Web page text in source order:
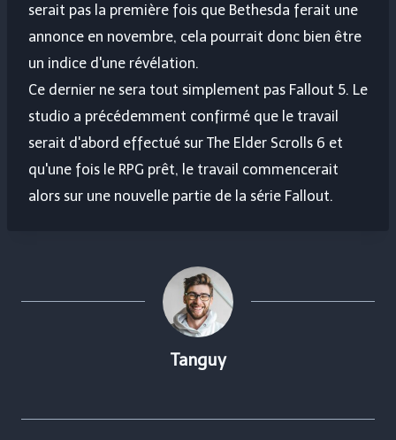
serait pas la première fois que Bethesda ferait une
annonce en novembre, cela pourrait donc bien être
un indice d'une révélation.
Ce dernier ne sera tout simplement pas Fallout 5. Le
studio a précédemment confirmé que le travail
serait d'abord effectué sur The Elder Scrolls 6 et
qu'une fois le RPG prêt, le travail commencerait
alors sur une nouvelle partie de la série Fallout.
Tanguy